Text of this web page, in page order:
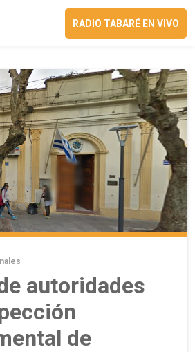
RADIO TABARÉ EN VIVO
autoridades
de